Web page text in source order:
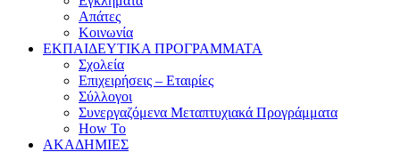
Απάτες
Κοινωνία
ΕΚΠΑΙΔΕΥΤΙΚΑ ΠΡΟΓΡΑΜΜΑΤΑ
Σχολεία
Επιχειρήσεις – Εταιρίες
Σύλλογοι
Συνεργαζόμενα Μεταπτυχιακά Προγράμματα
How To
ΑΚΑΔΗΜΙΕΣ